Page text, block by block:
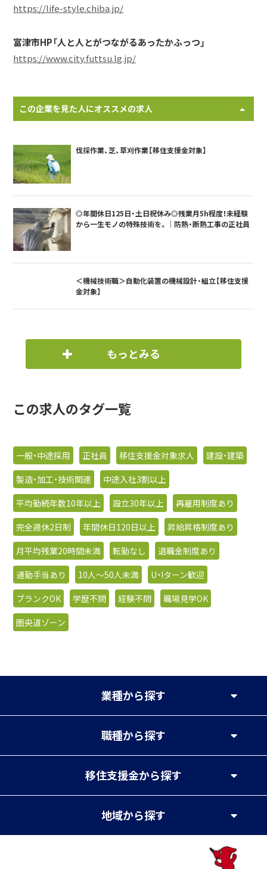
https://life-style.chiba.jp/
富津市HP「人と人とがつながるあったかふっつ」
https://www.city.futtsu.lg.jp/
この企業を見た人にオススメの求人
伐採作業、芝、草刈作業【移住支援金対象】
◎年間休日125日・土日祝休み◎残業月5h程度！未経験
から一生モノの特殊技術を。｜防熱・断熱工事の正社員
＜機械技術職＞自動化装置の機械設計・組立【移住支援
金対象】
もっとみる
この求人のタグ一覧
一般・中途採用 正社員 移住支援金対象求人
建設・建築
製造・加工・技術関連
中途入社3割以上
平均勤続年数10年以上
設立30年以上
再雇用制度あり
完全週休2日制
年間休日120日以上
昇給昇格制度あり
月平均残業20時間未満
転勤なし
退職金制度あり
通勤手当あり
10人〜50人未満
U・Iターン歓迎
ブランクOK
学歴不問 経験不問
職場見学OK
圏央道ゾーン
業種から探す
職種から探す
移住支援金から探す
地域から探す